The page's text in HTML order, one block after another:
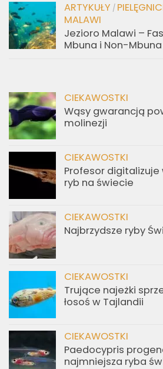
ARTYKUŁY /
MALAWI
Jezioro Malawi –
Mbuna i Non-Mbuna
CIEKAWOSTKI
Wąsy gwarancją
molinezji
CIEKAWOSTKI
Profesor
ryb na świecie
CIEKAWOSTKI
Najbrzydsze ryby
CIEKAWOSTKI
Trujące najeżki
łosoś w Tajlandii
CIEKAWOSTKI
Paedocypris
najmniejsza ryba